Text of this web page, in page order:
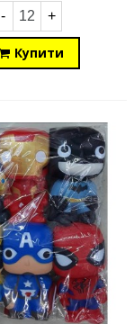
- +
Купити